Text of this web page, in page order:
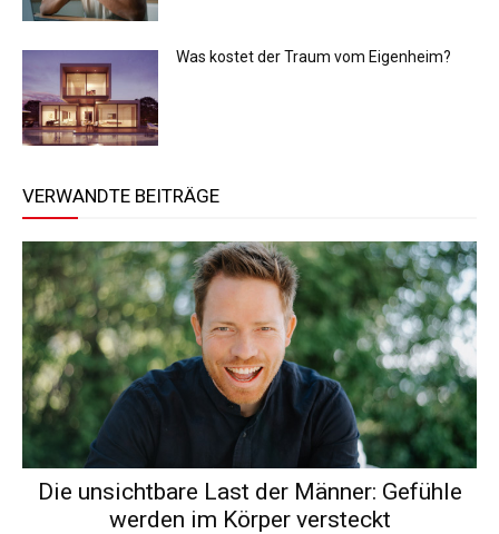
Was kostet der Traum vom Eigenheim?
VERWANDTE BEITRÄGE
Die unsichtbare Last der Männer: Gefühle
werden im Körper versteckt